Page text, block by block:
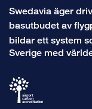
Swedavia äger
basutbudet av
bildar ett system
Sverige med